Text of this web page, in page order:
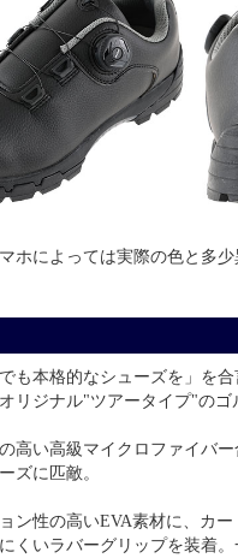
ホによっては実際の色と多少
も本格的なシューズを」を
リジナル"ツアータイプ"のゴ
高い高級マイクロファイバ
ズに匹敵。
ン性の高いEVA素材に、カ
くいラバーグリップを装着